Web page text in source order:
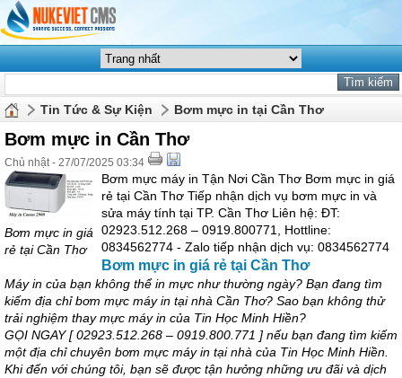
Tin Tức & Sự Kiện Bơm mực in tại Cần Thơ
Bơm mực in Cần Thơ
Chủ nhật - 27/07/2025 03:34
Bơm mực in giá
rẻ tại Cần Thơ
Bơm mực máy in Tận Nơi Cần Thơ Bơm mực in giá
rẻ tại Cần Thơ Tiếp nhận dịch vụ bơm mực in và
sửa máy tính tại TP. Cần Thơ Liên hệ: ĐT:
02923.512.268 – 0919.800771, Hottline:
0834562774 - Zalo tiếp nhận dịch vụ: 0834562774
Bơm mực in giá rẻ tại Cần Thơ
Máy in của bạn không thể in mực như thường ngày? Bạn đang tìm
kiếm địa chỉ bơm mực máy in tại nhà Cần Thơ? Sao bạn không thử
trải nghiệm thay mực máy in của Tin Học Minh Hiền?
GỌI NGAY [ 02923.512.268 – 0919.800.771 ] nếu bạn đang tìm kiếm
một địa chỉ chuyên bơm mực máy in tại nhà của Tin Học Minh Hiền.
Khi đến với chúng tôi, bạn sẽ được tận hưởng những ưu đãi và dịch